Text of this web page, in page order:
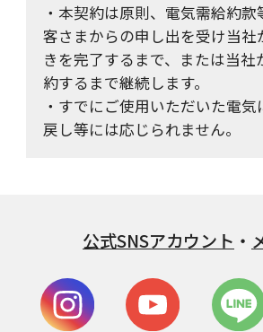
・本契約は原則、電気需給約款
客さまからの申し出を受け当社
きを完了するまで、または当社
約するまで継続します。
・すでにご使用いただいた電気
戻し等には応じられません。
公式SNSアカウント ・